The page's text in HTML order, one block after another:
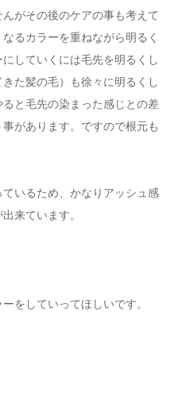
がその後のケアの事も考えて
るカラーを重ねながら明るく
していくには毛先を明るくし
た髪の毛）も徐々に明るくし
と毛先の染まった感じとの差
があります。ですので根元も
いるため、かなりアッシュ感
来ています。
をしていってほしいです。